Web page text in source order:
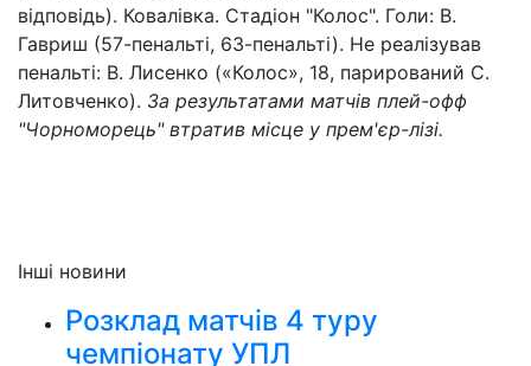
відповідь). Ковалівка. Стадіон "Колос". Голи: В.
Гавриш (57-пенальті, 63-пенальті). Не реалізував
пенальті: В. Лисенко («Колос», 18, парирований С.
Литовченко). За результатами матчів плей-офф
"Чорноморець" втратив місце у прем'єр-лізі.
Інші новини
Розклад матчів 4 туру
чемпіонату УПЛ